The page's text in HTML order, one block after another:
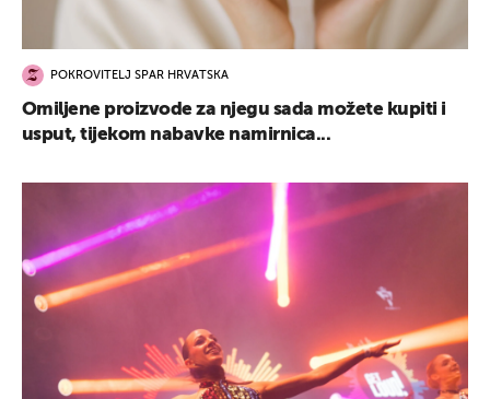
POKROVITELJ SPAR HRVATSKA
Omiljene proizvode za njegu sada možete kupiti i
usput, tijekom nabavke namirnica...